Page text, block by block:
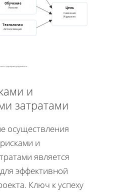
Обучение
Навыки
Технологии
Автоматизация
Цель
Снижение
Издержек
и перераспределение
и
затратами
осуществления
и
является
эффективной
Ключ к успеху